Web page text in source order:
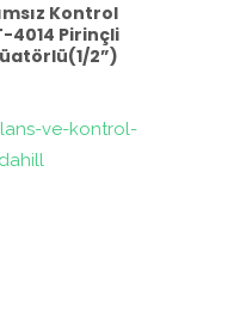
Kontrol
4014 Pirinçli
2”)